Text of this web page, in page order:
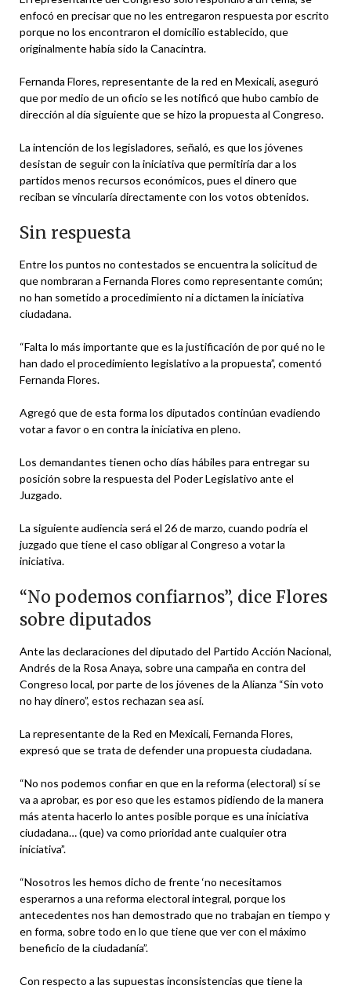
enfocó en precisar que no les entregaron respuesta por escrito
porque no los encontraron el domicilio establecido, que
originalmente había sido la Canacintra.
Fernanda Flores, representante de la red en Mexicali, aseguró
que por medio de un oficio se les notificó que hubo cambio de
dirección al día siguiente que se hizo la propuesta al Congreso.
La intención de los legisladores, señaló, es que los jóvenes
desistan de seguir con la iniciativa que permitiría dar a los
partidos menos recursos económicos, pues el dinero que
reciban se vincularía directamente con los votos obtenidos.
Sin respuesta
Entre los puntos no contestados se encuentra la solicitud de
que nombraran a Fernanda Flores como representante común;
no han sometido a procedimiento ni a dictamen la iniciativa
ciudadana.
“Falta lo más importante que es la justificación de por qué no le
han dado el procedimiento legislativo a la propuesta”, comentó
Fernanda Flores.
Agregó que de esta forma los diputados continúan evadiendo
votar a favor o en contra la iniciativa en pleno.
Los demandantes tienen ocho días hábiles para entregar su
posición sobre la respuesta del Poder Legislativo ante el
Juzgado.
La siguiente audiencia será el 26 de marzo, cuando podría el
juzgado que tiene el caso obligar al Congreso a votar la
iniciativa.
“No podemos confiarnos”, dice Flores
sobre diputados
Ante las declaraciones del diputado del Partido Acción Nacional,
Andrés de la Rosa Anaya, sobre una campaña en contra del
Congreso local, por parte de los jóvenes de la Alianza “Sin voto
no hay dinero”, estos rechazan sea así.
La representante de la Red en Mexicali, Fernanda Flores,
expresó que se trata de defender una propuesta ciudadana.
“No nos podemos confiar en que en la reforma (electoral) sí se
va a aprobar, es por eso que les estamos pidiendo de la manera
más atenta hacerlo lo antes posible porque es una iniciativa
ciudadana… (que) va como prioridad ante cualquier otra
iniciativa”.
“Nosotros les hemos dicho de frente ‘no necesitamos
esperarnos a una reforma electoral integral, porque los
antecedentes nos han demostrado que no trabajan en tiempo y
en forma, sobre todo en lo que tiene que ver con el máximo
beneficio de la ciudadanía”.
Con respecto a las supuestas inconsistencias que tiene la